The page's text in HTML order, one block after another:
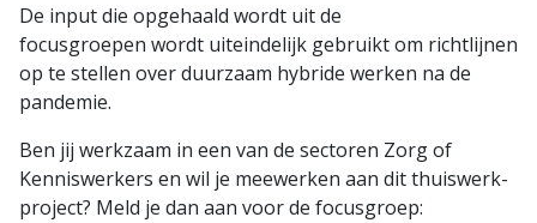
De input die opgehaald wordt uit de
focusgroepen wordt uiteindelijk gebruikt om richtlijnen
op te stellen over duurzaam hybride werken na de
pandemie.
Ben jij werkzaam in een van de sectoren Zorg of
Kenniswerkers en wil je meewerken aan dit thuiswerk-
project? Meld je dan aan voor de focusgroep: